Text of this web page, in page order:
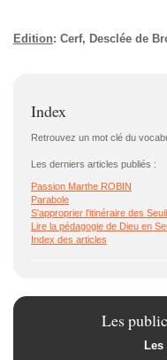
Edition: Cerf, Desclée de
Index
Retrouvez un mot clé du
Les derniers articles publiés :
Passion Marthe ROBIN
Parabole
S'approprier l'itinéraire des
Lire la pédagogie de Dieu en
Index des articles
Les